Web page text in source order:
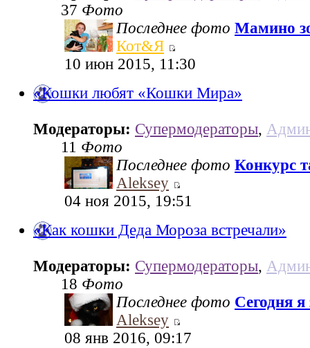
37 Фото
Последнее фото Мамино
Кот&Я
10 июн 2015, 11:30
«Кошки любят «Кошки Мира»
Модераторы: Супермодераторы,
11 Фото
Последнее фото Конкурс
Aleksey
04 ноя 2015, 19:51
«Как кошки Деда Мороза встречали»
Модераторы: Супермодераторы,
18 Фото
Последнее фото Сегодня
Aleksey
08 янв 2016, 09:17